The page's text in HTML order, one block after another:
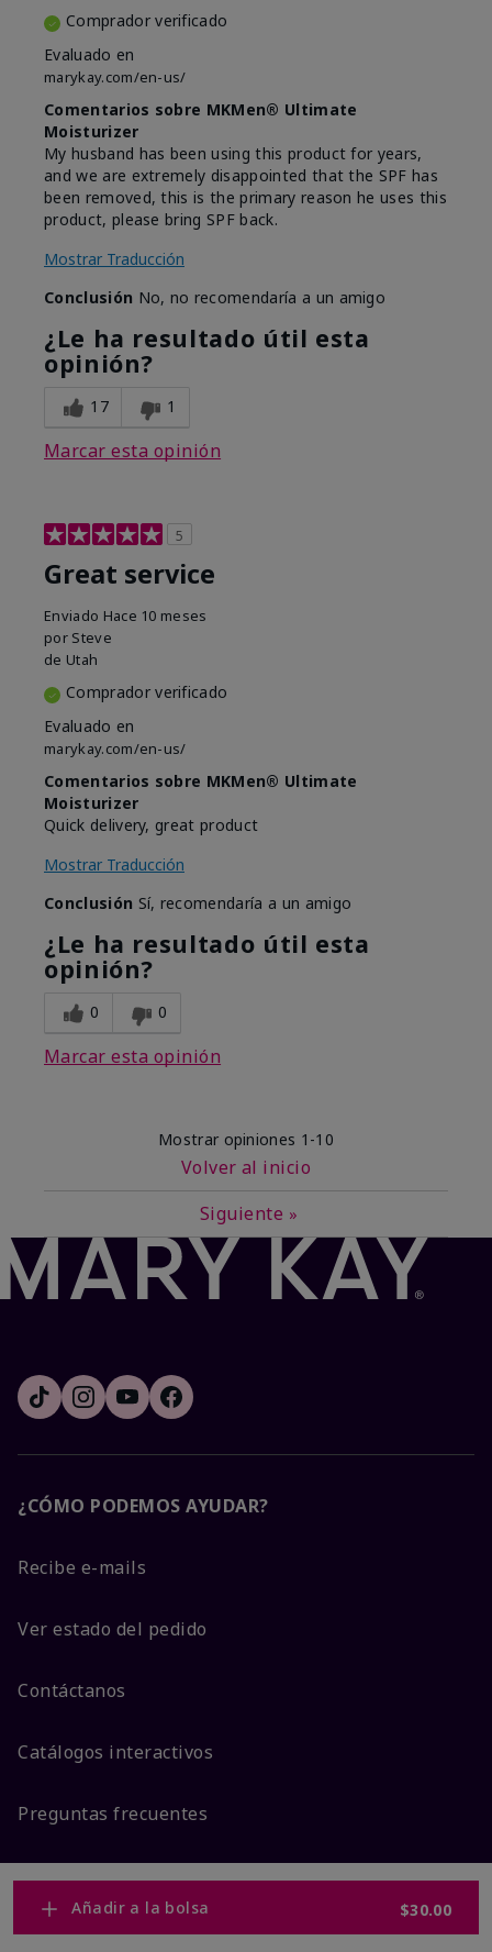
Añadir a la bolsa $30.00
Comprador verificado
Evaluado en
marykay.com/en-us/
Comentarios sobre MKMen® Ultimate
Moisturizer
My husband has been using this product for years,
and we are extremely disappointed that the SPF has
been removed, this is the primary reason he uses this
product, please bring SPF back.
Mostrar Traducción
Conclusión No, no recomendaría a un amigo
¿Le ha resultado útil esta
opinión?
17 1
Marcar esta opinión
5
Great service
Enviado Hace 10 meses
por Steve
de Utah
Comprador verificado
Evaluado en
marykay.com/en-us/
Comentarios sobre MKMen® Ultimate
Moisturizer
Quick delivery, great product
Mostrar Traducción
Conclusión Sí, recomendaría a un amigo
¿Le ha resultado útil esta
opinión?
0 0
Marcar esta opinión
Mostrar opiniones 1-10
Volver al inicio
Siguiente »
¿CÓMO PODEMOS AYUDAR?
Recibe e-mails
Ver estado del pedido
Contáctanos
Catálogos interactivos
Preguntas frecuentes
ACERCA DE MARY KAY